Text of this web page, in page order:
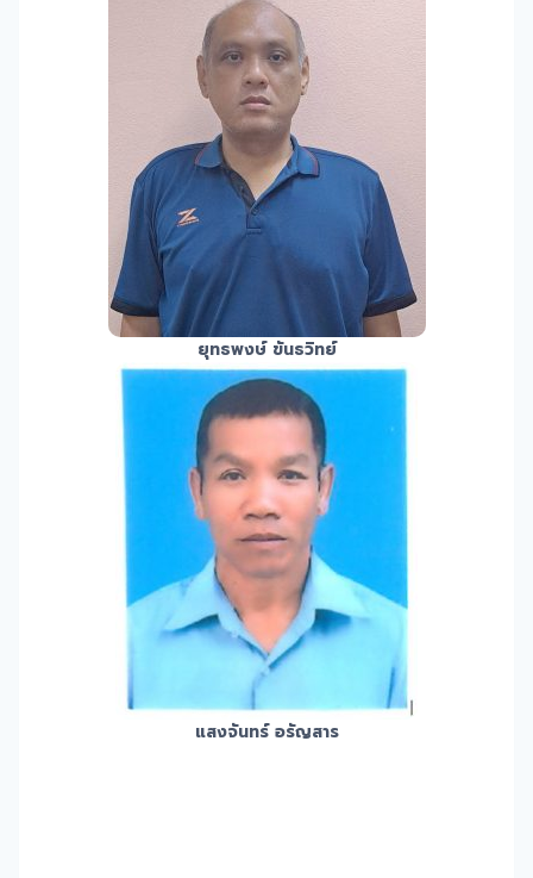
ยุทธพงษ์ ขันธวิทย์
แสงจันทร์ อรัญสาร